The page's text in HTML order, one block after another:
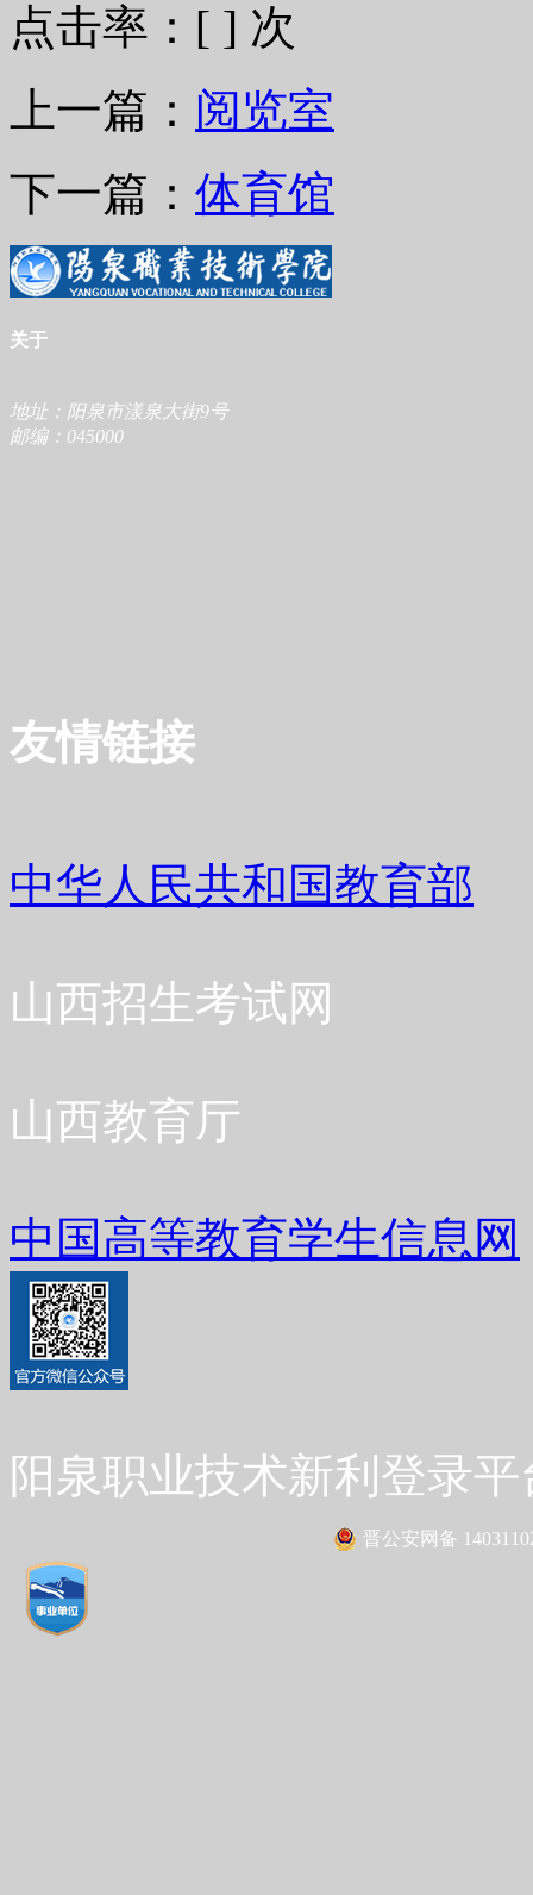
点击率：[ ] 次
上一篇： 阅览室
下一篇： 体育馆
关于
地址：阳泉市漾泉大街9号
邮编：045000
友情链接
中华人民共和国教育部
山西招生考试网
山西教育厅
中国高等教育学生信息网
阳泉职业技术新利登录
晋公安网备